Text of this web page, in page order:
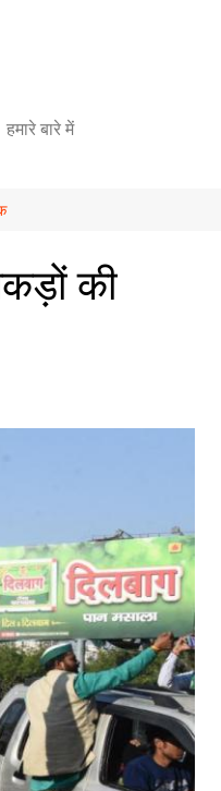
हमारे बारे में
की